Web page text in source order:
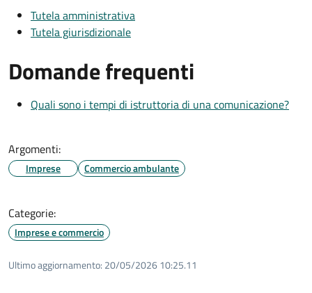
Tutela amministrativa
Tutela giurisdizionale
Domande frequenti
Quali sono i tempi di istruttoria di una comunicazione?
Argomenti:
Imprese Commercio ambulante
Categorie:
Imprese e commercio
Ultimo aggiornamento: 20/05/2026 10:25.11